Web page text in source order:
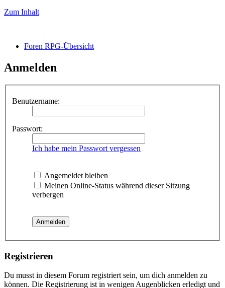
Zum Inhalt
Foren RPG-Übersicht
Anmelden
Benutzername:
Passwort:
Ich habe mein Passwort vergessen
Angemeldet bleiben
Meinen Online-Status während dieser Sitzung
verbergen
Registrieren
Du musst in diesem Forum registriert sein, um dich anmelden zu
können. Die Registrierung ist in wenigen Augenblicken erledigt und